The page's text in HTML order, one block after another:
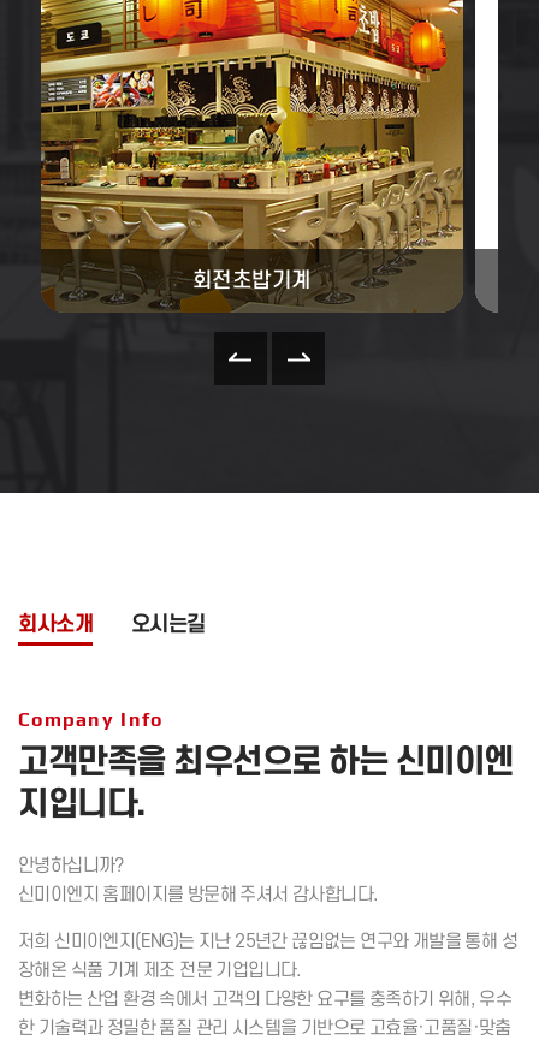
회전초밥기계
회사소개 오시는길
Company Info
고객만족을 최우선으로 하는 신미이엔
지입니다.
안녕하십니까?
신미이엔지 홈페이지를 방문해 주셔서 감사합니다.
저희 신미이엔지(ENG)는 지난 25년간 끊임없는 연구와 개발을 통해 성
장해온 식품 기계 제조 전문 기업입니다.
변화하는 산업 환경 속에서 고객의 다양한 요구를 충족하기 위해, 우수
한 기술력과 정밀한 품질 관리 시스템을 기반으로 고효율·고품질·맞춤